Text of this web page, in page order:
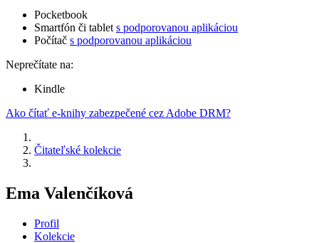
Pocketbook
Smartfón či tablet s podporovanou aplikáciou
Počítač s podporovanou aplikáciou
Neprečítate na:
Kindle
Ako čítať e-knihy zabezpečené cez Adobe DRM?
Čitateľské kolekcie
Ema Valenčíková
Profil
Kolekcie